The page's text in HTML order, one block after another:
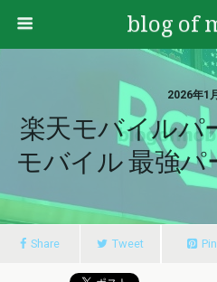
blog of
2026年1
楽天モバイルパ
モバイル 最強パ
Share Tweet Pin